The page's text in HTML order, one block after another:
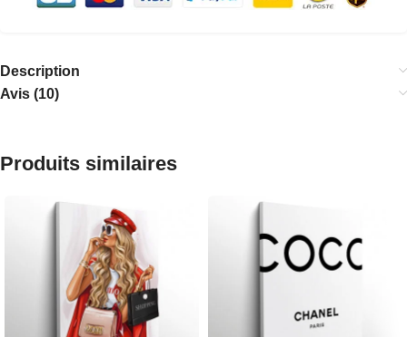
Description
Avis (10)
Produits similaires